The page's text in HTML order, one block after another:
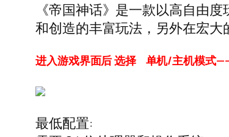
《帝国神话》是一款以高自由
和创造的丰富玩法，另外在宏
进入游戏界面后 选择 单机/主机模式
最低配置: